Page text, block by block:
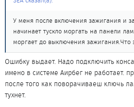
У меня после включения зажигания и
начинает тускло моргать на панели
моргает до выключения зажигания.Что
Ошибку выдает. Надо подключить
имено в системе Аирбег не работает.
после того как поворачиваеш ключь
тухнет.